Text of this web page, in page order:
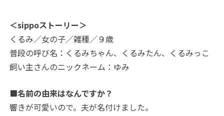
＜sippoストーリー＞
くるみ／女の子／雑種／９歳
普段の呼び名：くるみちゃん、くるみたん、くるみっこ
飼い主さんのニックネーム：ゆみ
■名前の由来はなんですか？
響きが可愛いので。夫が名付けました。